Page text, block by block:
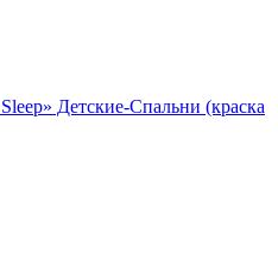
Детские-Спальни (краска